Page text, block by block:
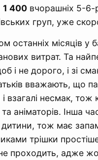
1 400 вчорашніх 5-6-
груп, уже
останніх місяців у
витрат. Та
і не дорого, і зі
вважають, що
взагалі несмак, тож
та аніматорів. Інша
дитини, тож має
трішки
проходить, адже